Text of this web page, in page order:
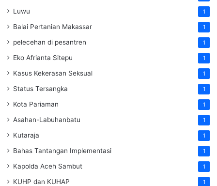
Luwu 1
Balai Pertanian Makassar 1
pelecehan di pesantren 1
Eko Afrianta Sitepu 1
Kasus Kekerasan Seksual 1
Status Tersangka 1
Kota Pariaman 1
Asahan-Labuhanbatu 1
Kutaraja 1
Bahas Tantangan Implementasi 1
Kapolda Aceh Sambut 1
KUHP dan KUHAP 1